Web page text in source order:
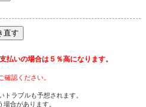
いの場合は５％高になります。
認ください。
ラブルも予想されます。
合があります。